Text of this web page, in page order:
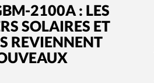
2100A : LES
SOLAIRES ET
REVIENNENT